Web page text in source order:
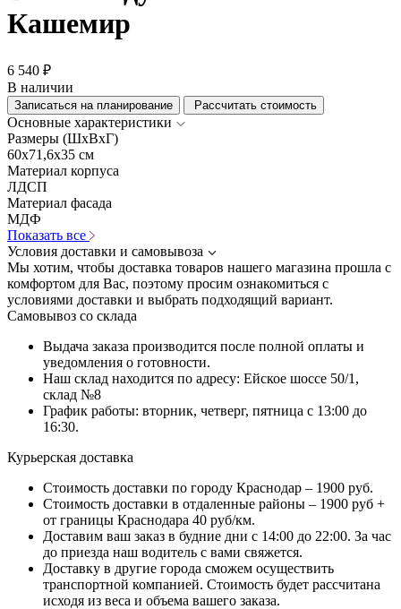
Кашемир
6 540 ₽
В наличии
Записаться на планирование Рассчитать стоимость
Основные характеристики
Размеры (ШхВхГ)
60x71,6x35 см
Материал корпуса
ЛДСП
Материал фасада
МДФ
Показать все
Условия доставки и самовывоза
Мы хотим, чтобы доставка товаров нашего магазина прошла с
комфортом для Вас, поэтому просим ознакомиться с
условиями доставки и выбрать подходящий вариант.
Самовывоз со склада
Выдача заказа производится после полной оплаты и
уведомления о готовности.
Наш склад находится по адресу: Ейское шоссе 50/1,
склад №8
График работы: вторник, четверг, пятница с 13:00 до
16:30.
Курьерская доставка
Стоимость доставки по городу Краснодар – 1900 руб.
Стоимость доставки в отдаленные районы – 1900 руб +
от границы Краснодара 40 руб/км.
Доставим ваш заказ в будние дни с 14:00 до 22:00. За час
до приезда наш водитель с вами свяжется.
Доставку в другие города сможем осуществить
транспортной компанией. Стоимость будет рассчитана
исходя из веса и объема вашего заказа.